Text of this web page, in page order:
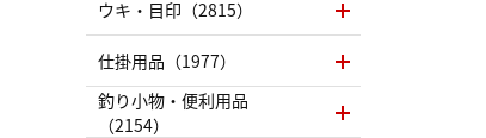
ウキ・目印（2815）
仕掛用品（1977）
釣り小物・便利用品
（2154）